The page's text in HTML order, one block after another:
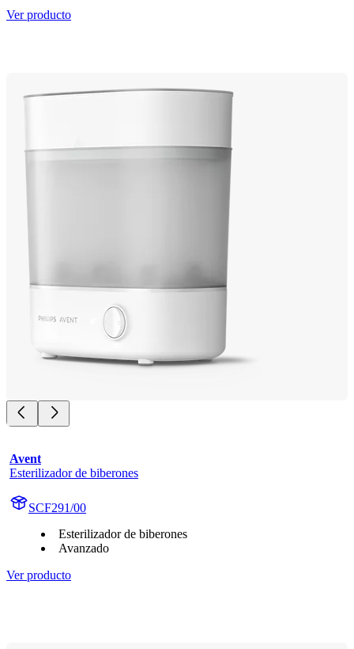
Ver producto
Avent
Esterilizador de biberones
SCF291/00
Esterilizador de biberones
Avanzado
Ver producto